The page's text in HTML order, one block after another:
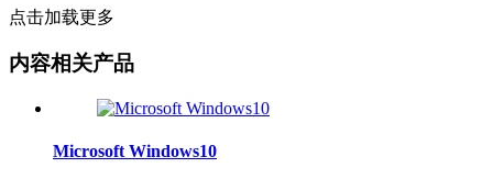
点击加载更多
内容相关产品
Microsoft Windows10